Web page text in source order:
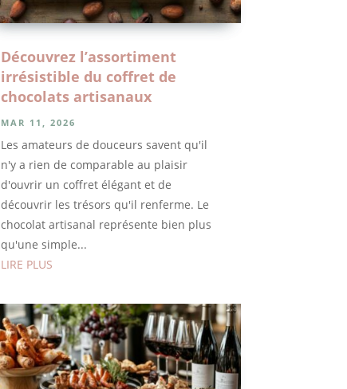
Découvrez l’assortiment
irrésistible du coffret de
chocolats artisanaux
MAR 11, 2026
Les amateurs de douceurs savent qu'il
n'y a rien de comparable au plaisir
d'ouvrir un coffret élégant et de
découvrir les trésors qu'il renferme. Le
chocolat artisanal représente bien plus
qu'une simple...
LIRE PLUS